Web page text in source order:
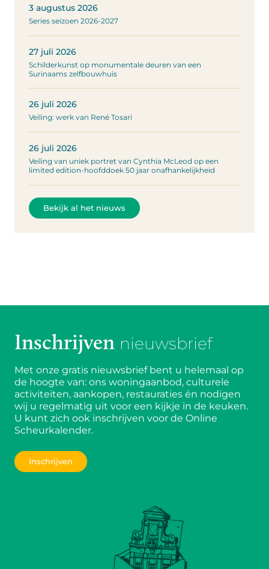
3 augustus 2026
Series seizoen 2026-2027
27 juli 2026
Schilderkunst op monumentale deuren van een
Surinaams zelfbouwhuis
26 juli 2026
Veiling: werk van René Tosari
26 juli 2026
Veiling van uniek portret van Cynthia McLeod op een
limited edition-hoofddoek 50 jaar onafhankelijkheid
Bekijk al het nieuws
Inschrijven nieuwsbrief
Met onze gratis nieuwsbrief bent u helemaal op
de hoogte van: ons woningaanbod, culturele
activiteiten, aankopen, restauraties én nodigen
wij u regelmatig uit voor een kijkje in de keuken.
U kunt zich ook inschrijven voor de Online
Scheurkalender.
Inschrijven